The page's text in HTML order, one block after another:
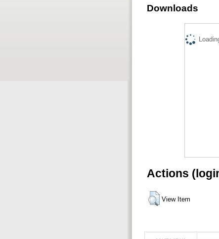
Downloads
Actions
View Item